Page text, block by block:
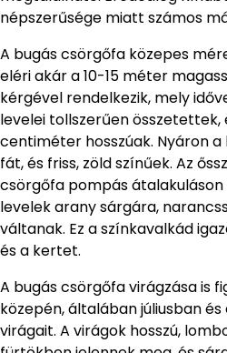
népszerűsége miatt számos
A bugás csörgőfa közepes
eléri akár a 10-15 méter
kérgével rendelkezik, mely
levelei tollszerűen
centiméter hosszúak. Nyáron
fát, és friss, zöld színűek. Az
csörgőfa pompás
levelek arany sárgára,
váltanak. Ez a színkavalkád
és a kertet.
A bugás csörgőfa virágzása is
közepén, általában júliusban
virágait. A virágok hosszú,